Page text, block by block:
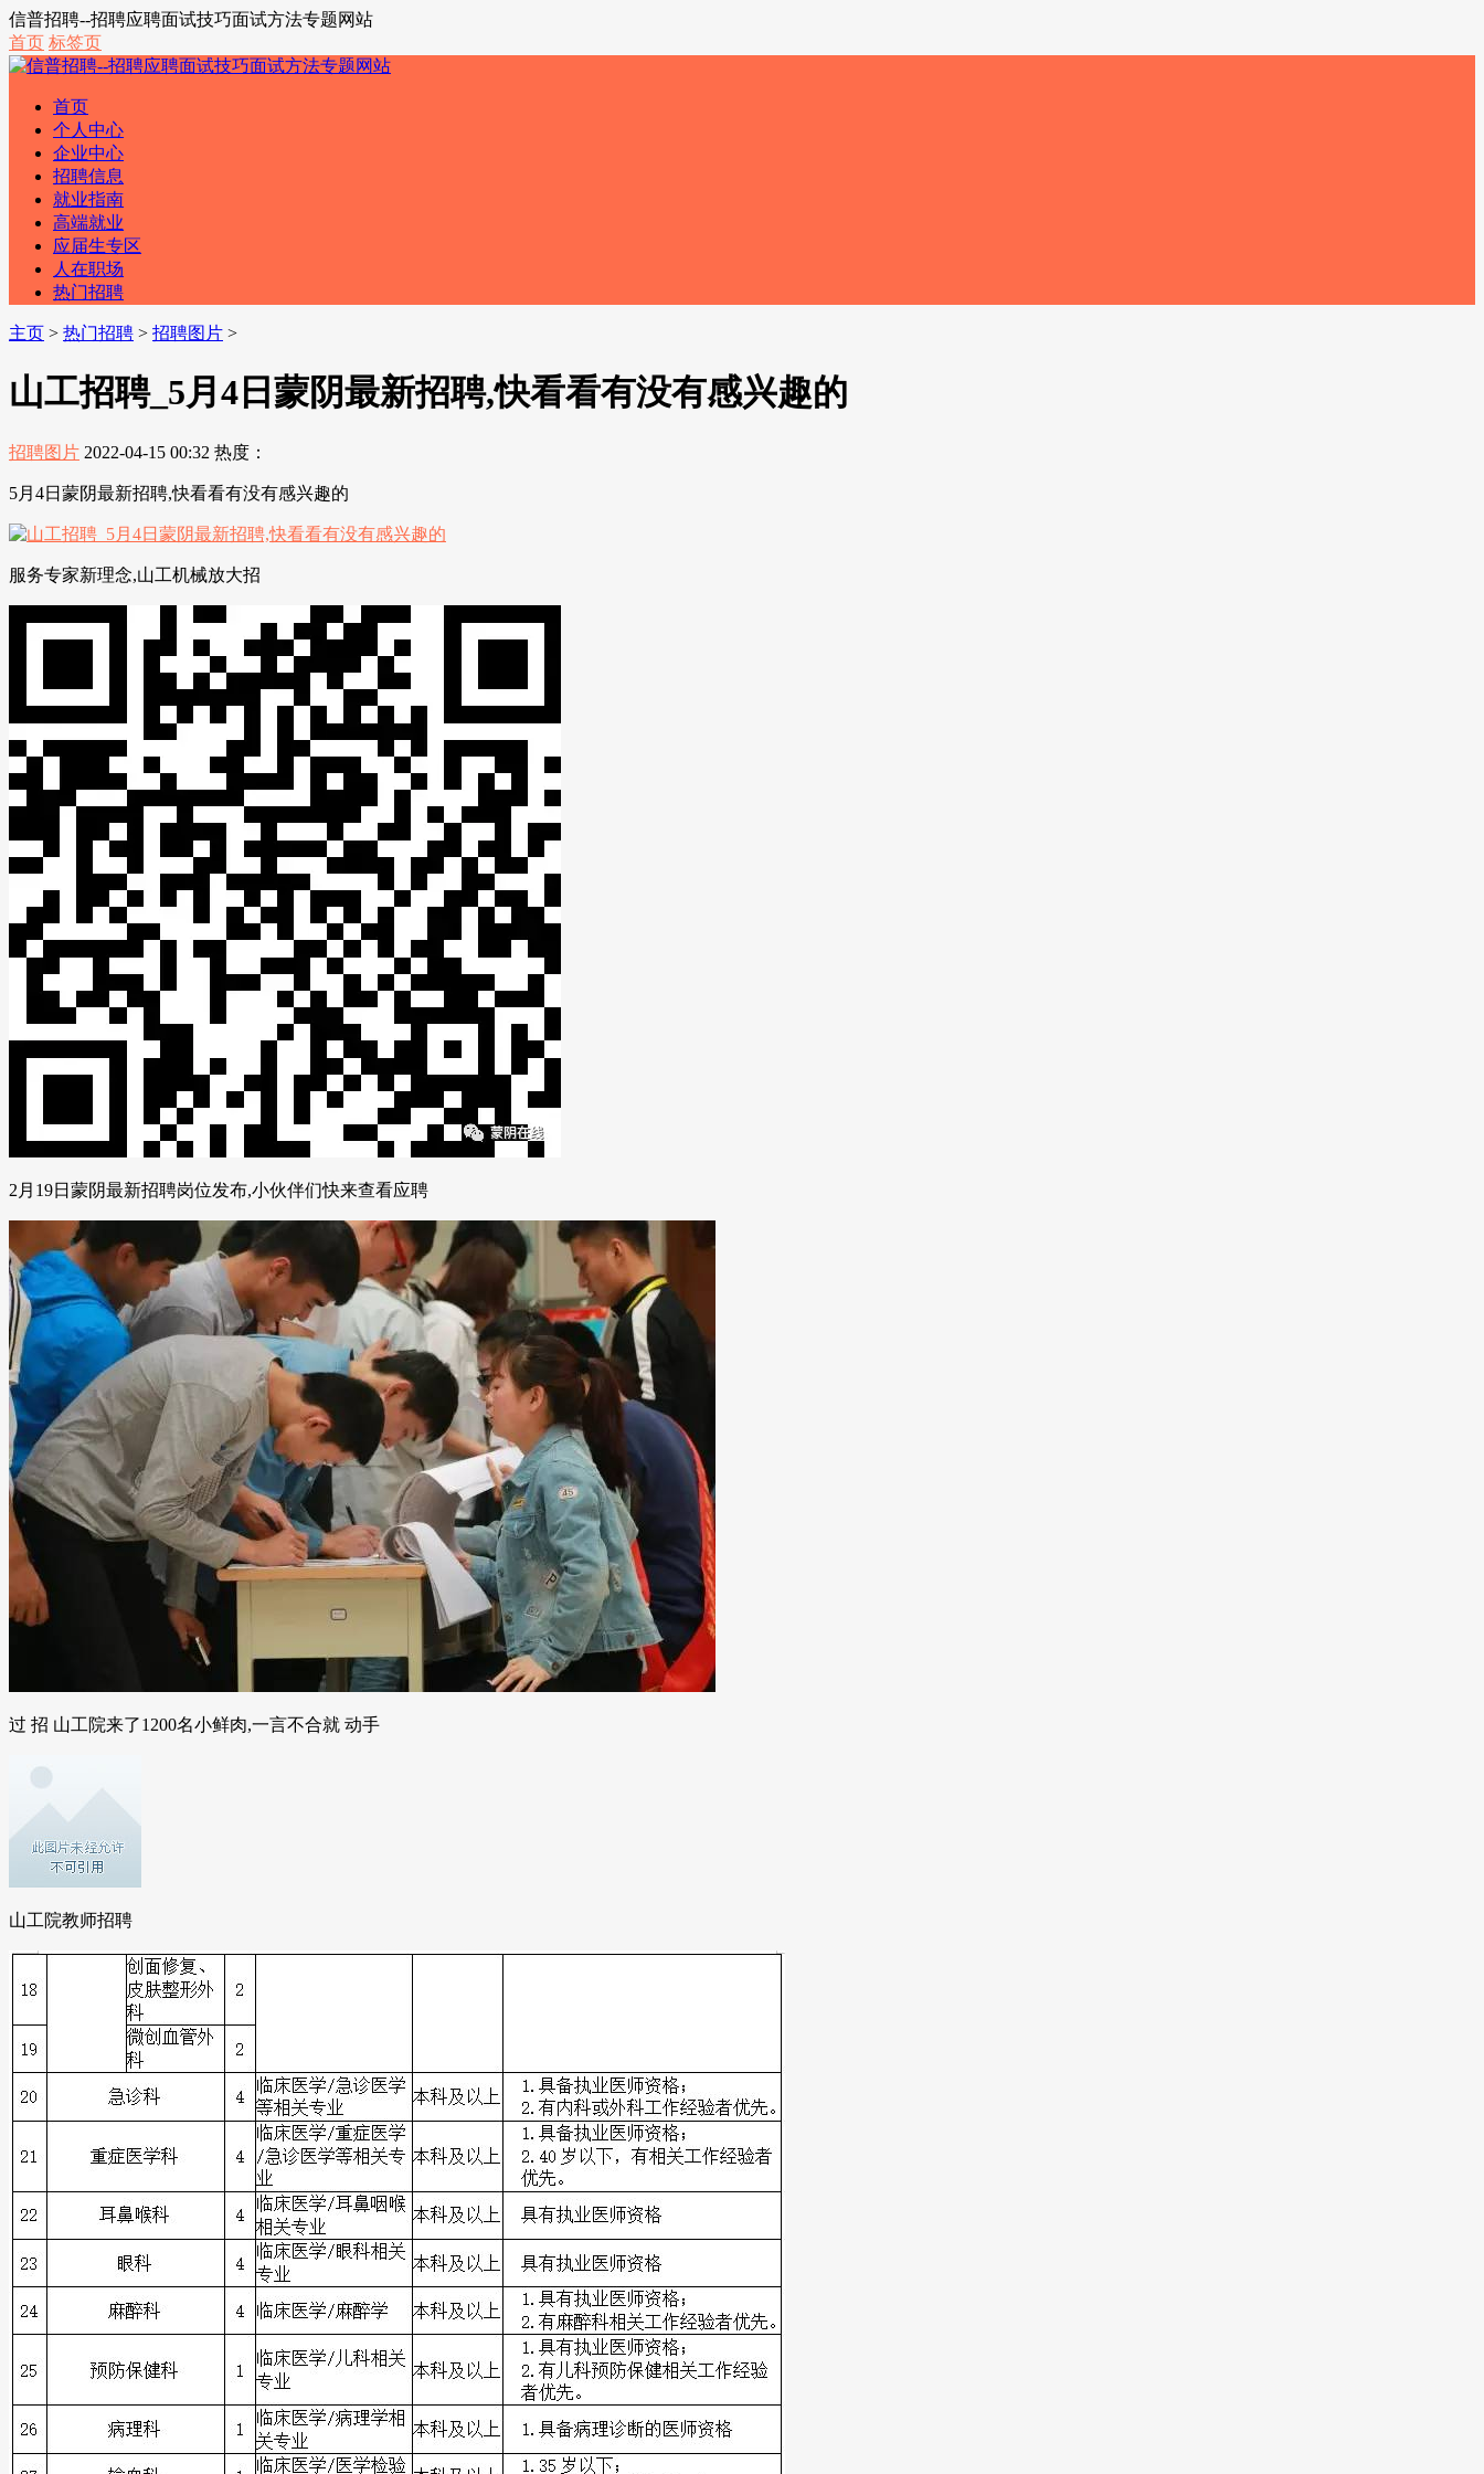
信普招聘--招聘应聘面试技巧面试方法专题网站
首页 标签页
首页
个人中心
企业中心
招聘信息
就业指南
高端就业
应届生专区
人在职场
热门招聘
主页 > 热门招聘 > 招聘图片 >
山工招聘_5月4日蒙阴最新招聘,快看看有没有感兴趣的
招聘图片 2022-04-15 00:32 热度：
5月4日蒙阴最新招聘,快看看有没有感兴趣的
服务专家新理念,山工机械放大招
2月19日蒙阴最新招聘岗位发布,小伙伴们快来查看应聘
过 招 山工院来了1200名小鲜肉,一言不合就 动手
山工院教师招聘